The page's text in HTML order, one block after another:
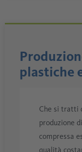
plastiche
Che si tratti
produzione
compressa
qualità